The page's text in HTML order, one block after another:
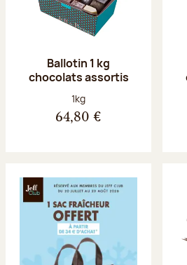
Ballotin 1 kg
chocolats assortis
Poids net :
1kg
64,80 €